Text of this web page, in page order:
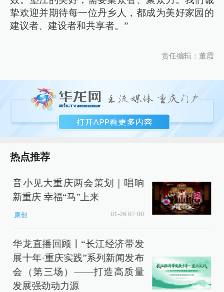
挚欢迎并期待每一位丹乡人，都成为美好家园的
建议者、建设者和共享者。”
责任编辑：董霞
热点推荐
音小见大重庆两会策划｜唱响
新重庆 幸福“马”上来
原创 01-26 07:00
华龙直播回顾丨“长江经济带发
展十年·重庆实践”系列新闻发布
会（第三场）——打造高质量
发展强劲动力源